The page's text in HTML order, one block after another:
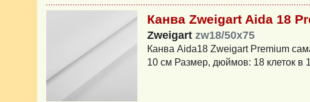
Канва Zweigart Aida 18
Zweigart zw18/50x75
Канва Aida18 Zweigart Premium
10 см Размер, дюймов: 18 клеток